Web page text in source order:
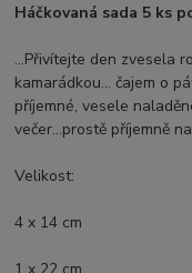
Háčkovaná sada 5 ks
...Přivítejte den zvesela
kamarádkou... čajem o
příjemné, vesele
večer...prostě příjemně
Velikost:
4 x 14 cm